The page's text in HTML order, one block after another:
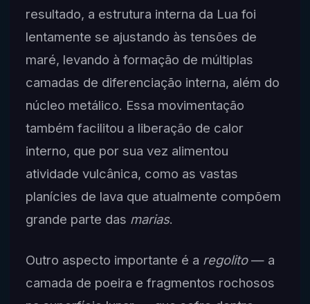
resultado, a estrutura interna da Lua foi
lentamente se ajustando às tensões de
maré, levando à formação de múltiplas
camadas de diferenciação interna, além do
núcleo metálico. Essa movimentação
também facilitou a liberação de calor
interno, que por sua vez alimentou
atividade vulcânica, como as vastas
planícies de lava que atualmente compõem
grande parte das marias.
Outro aspecto importante é a regolito— a
camada de poeira e fragmentos rochosos